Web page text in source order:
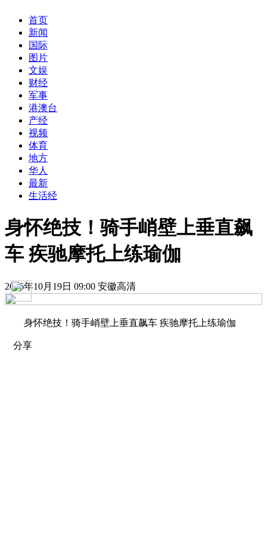
首页
新闻
国际
图片
文娱
财经
军事
港澳台
产经
视频
体育
地方
华人
最新
生活经
身怀绝技！骑手峭壁上垂直飙
车 疾驰摩托上练瑜伽
2016年10月19日 09:00 安徽高清
身怀绝技！骑手峭壁上垂直飙车 疾驰摩托上练瑜伽
分享